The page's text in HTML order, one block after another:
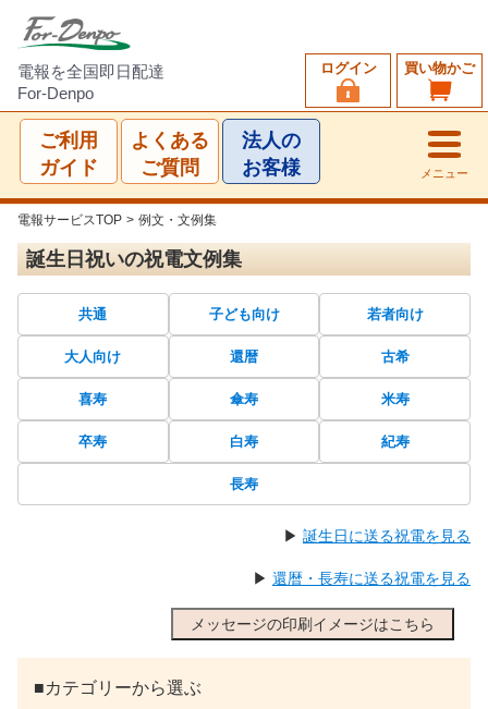
電報を全国即日配達
For-Denpo
買い物かご
ログイン
ご利用
ガイド
よくある
ご質問
法人の
お客様
メニュー
電報サービスTOP > 例文・文例集
誕生日祝いの祝電文例集
共通 子ども向け 若者向け
大人向け 還暦 古希
喜寿 傘寿 米寿
卒寿 白寿 紀寿
長寿
▶ 誕生日に送る祝電を見る
▶ 還暦・長寿に送る祝電を見る
メッセージの印刷イメージはこちら
■カテゴリーから選ぶ